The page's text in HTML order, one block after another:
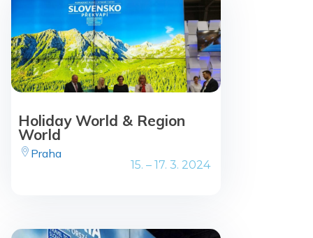
Holiday World & Region
World
Praha
15. – 17. 3. 2024